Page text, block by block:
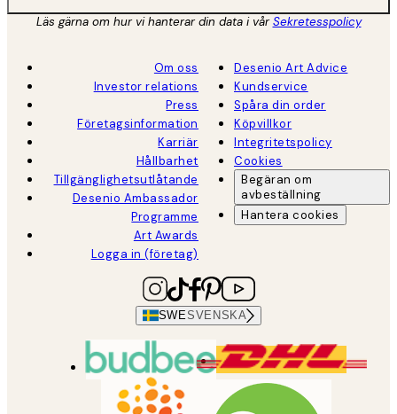
Läs gärna om hur vi hanterar din data i vårSekretesspolicy
Om oss
Investor relations
Press
Företagsinformation
Karriär
Hållbarhet
Tillgänglighetsutlåtande
Desenio Ambassador
Programme
Art Awards
Logga in (företag)
Desenio Art Advice
Kundservice
Spåra din order
Köpvillkor
Integritetspolicy
Cookies
Begäran om
avbeställning
Hantera cookies
SWESVENSKA